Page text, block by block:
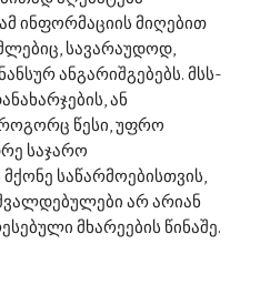
ინფორმაციის მიღებით
სავარაუდოდ,
ანგარიშგებებს. მსს-
ან
როგორც წესი, უფრო
საჯარო
საწარმოებისთვის,
არ არიან
მხარეების წინაშე.